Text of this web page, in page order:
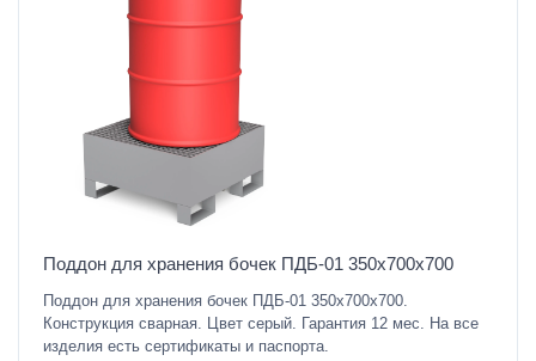
Поддон для хранения бочек ПДБ-01 350х700х700
Поддон для хранения бочек ПДБ-01 350х700х700.
Конструкция сварная. Цвет серый. Гарантия 12 мес. На все
изделия есть сертификаты и паспорта.